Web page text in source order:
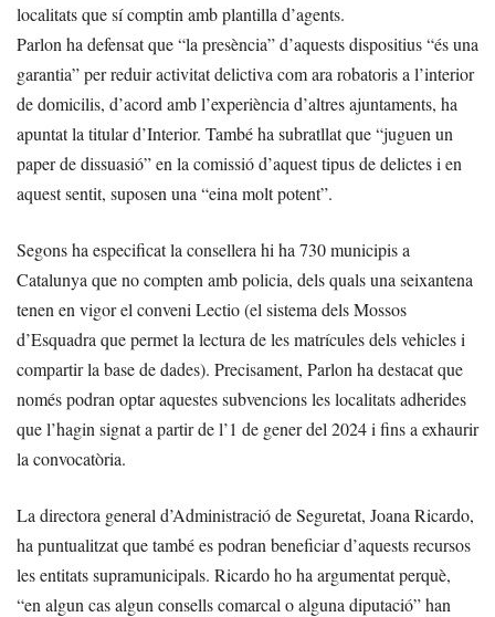
localitats que sí comptin amb plantilla d’agents.
Parlon ha defensat que “la presència” d’aquests dispositius “és una
garantia” per reduir activitat delictiva com ara robatoris a l’interior
de domicilis, d’acord amb l’experiència d’altres ajuntaments, ha
apuntat la titular d’Interior. També ha subratllat que “juguen un
paper de dissuasió” en la comissió d’aquest tipus de delictes i en
aquest sentit, suposen una “eina molt potent”.
Segons ha especificat la consellera hi ha 730 municipis a
Catalunya que no compten amb policia, dels quals una seixantena
tenen en vigor el conveni Lectio (el sistema dels Mossos
d’Esquadra que permet la lectura de les matrícules dels vehicles i
compartir la base de dades). Precisament, Parlon ha destacat que
només podran optar aquestes subvencions les localitats adherides
que l’hagin signat a partir de l’1 de gener del 2024 i fins a exhaurir
la convocatòria.
La directora general d’Administració de Seguretat, Joana Ricardo,
ha puntualitzat que també es podran beneficiar d’aquests recursos
les entitats supramunicipals. Ricardo ho ha argumentat perquè,
“en algun cas algun consells comarcal o alguna diputació” han